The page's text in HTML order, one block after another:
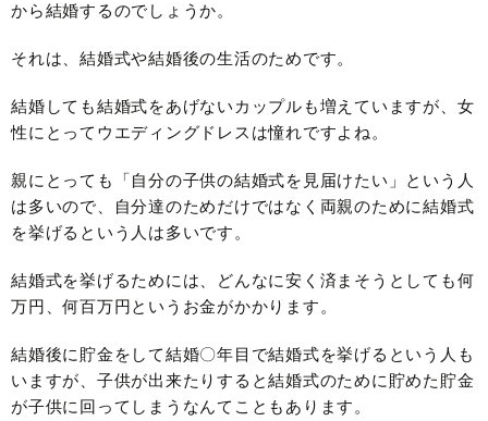
から結婚するのでしょうか。
それは、結婚式や結婚後の生活のためです。
結婚しても結婚式をあげないカップルも増えていますが、女
性にとってウエディングドレスは憧れですよね。
親にとっても「自分の子供の結婚式を見届けたい」という人
は多いので、自分達のためだけではなく両親のために結婚式
を挙げるという人は多いです。
結婚式を挙げるためには、どんなに安く済まそうとしても何
万円、何百万円というお金がかかります。
結婚後に貯金をして結婚〇年目で結婚式を挙げるという人も
いますが、子供が出来たりすると結婚式のために貯めた貯金
が子供に回ってしまうなんてこともあります。